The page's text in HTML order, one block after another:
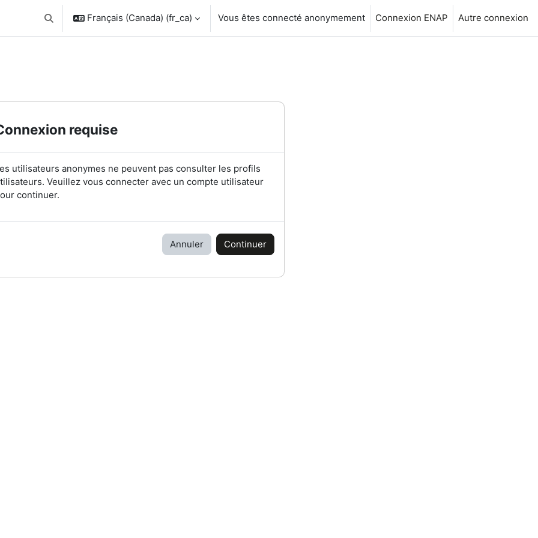
Activer/désactiver la saisie de recherche
Français (Canada) ‎(fr_ca)‎ Vous êtes connecté anonymement Connexion ENAP Autre connexion
requise
utilisateurs anonymes ne peuvent pas consulter les profils
Veuillez vous connecter avec un compte utilisateur
continuer.
Annuler Continuer